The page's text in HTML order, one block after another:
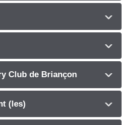
Club de Briançon
(les)